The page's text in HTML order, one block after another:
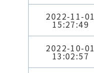
2022-11-01
15:27:49
2022-10-01
13:02:57